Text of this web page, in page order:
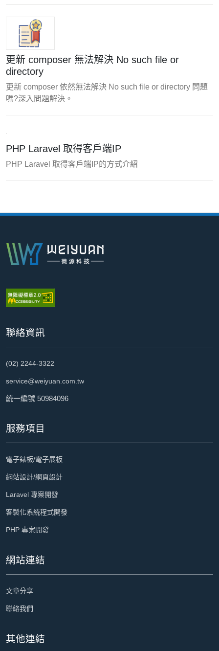
更新 composer 無法解決 No such file or
directory
更新 composer 依然無法解決 No such file or directory 問題
嗎?深入問題解決。
PHP Laravel 取得客戶端IP
PHP Laravel 取得客戶端IP的方式介紹
聯絡資訊
(02) 2244-3322
service@weiyuan.com.tw
統一編號 50984096
服務項目
電子錶板/電子展板
網站設計/網頁設計
Laravel 專案開發
客製化系統程式開發
PHP 專案開發
網站連結
文章分享
聯絡我們
其他連結